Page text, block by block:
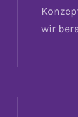
wir